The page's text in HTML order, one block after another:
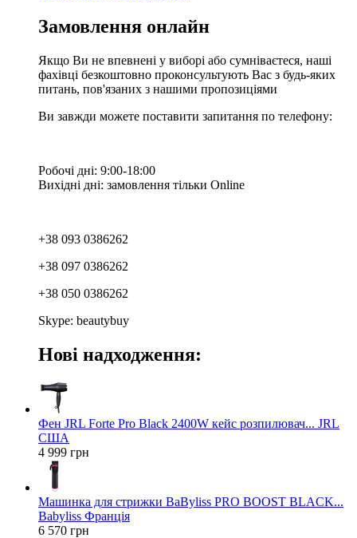
Замовлення онлайн
Якщо Ви не впевнені у виборі або сумніваєтеся, наші
фахівці безкоштовно проконсультують Вас з будь-яких
питань, пов'язаних з нашими пропозиціями
Ви завжди можете поставити запитання по телефону:
Робочі дні: 9:00-18:00
Вихідні дні: замовлення тільки Online
+38 093 0386262
+38 097 0386262
+38 050 0386262
Skype: beautybuy
Нові надходження:
Фен JRL Forte Pro Black 2400W кейс розпилювач... JRL
США
4 999 грн
Машинка для стрижки BaByliss PRO BOOST BLACK...
Babyliss Франція
6 570 грн